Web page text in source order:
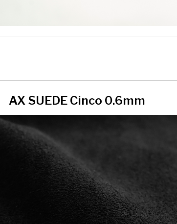
AX SUEDE Cinco 0.6mm